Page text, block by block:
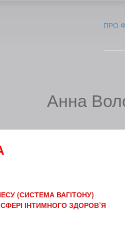
ПРО
Анна
(СИСТЕМА ВАГІТОНУ)
ІНТИМНОГО ЗДОРОВ’Я